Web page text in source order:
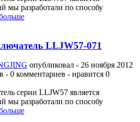
мы разработали по способу
LLJW57-071
опубликовал - 26 ноября 2012
- 0 комментариев - нравится 0
серии LLJW57 является
мы разработали по способу